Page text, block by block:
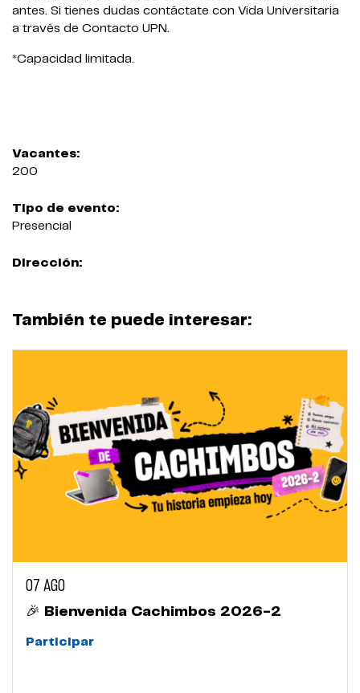
antes. Si tienes dudas contáctate con Vida Universitaria
a través de Contacto UPN.
*Capacidad limitada.
Vacantes:
200
Tipo de evento:
Presencial
Dirección:
También te puede interesar:
07 AGO
🎉 Bienvenida Cachimbos 2026-2
Participar